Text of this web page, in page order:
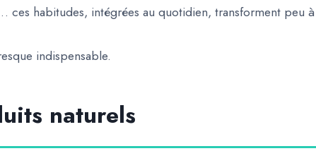
ces habitudes, intégrées au quotidien, transforment peu à
indispensable.
naturels